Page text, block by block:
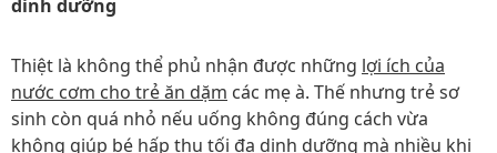
dinh dưỡng
Thiệt là không thể phủ nhận được những lợi ích của
nước cơm cho trẻ ăn dặm các mẹ à. Thế nhưng trẻ sơ
sinh còn quá nhỏ nếu uống không đúng cách vừa
không giúp bé hấp thụ tối đa dinh dưỡng mà nhiều khi